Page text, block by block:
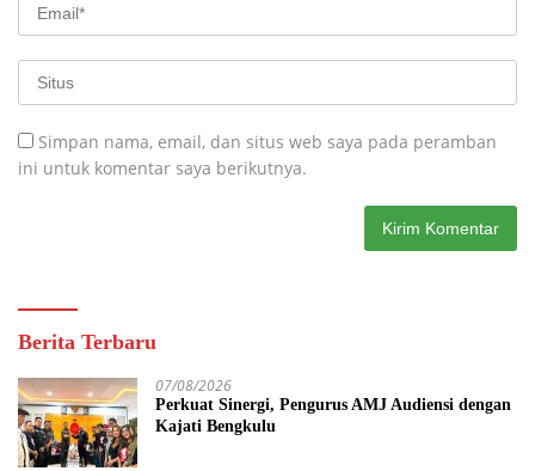
Simpan nama, email, dan situs web saya pada peramban
ini untuk komentar saya berikutnya.
Berita Terbaru
07/08/2026
Perkuat Sinergi, Pengurus AMJ Audiensi dengan
Kajati Bengkulu